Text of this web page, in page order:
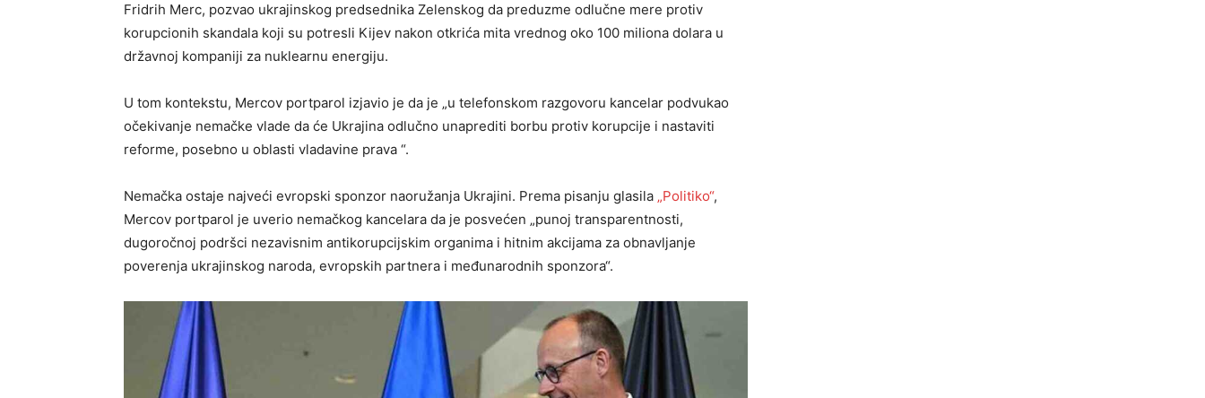
Fridrih Merc, pozvao ukrajinskog predsednika Zelenskog da preduzme odlučne mere protiv
korupcionih skandala koji su potresli Kijev nakon otkrića mita vrednog oko 100 miliona dolara u
državnoj kompaniji za nuklearnu energiju.
U tom kontekstu, Mercov portparol izjavio je da je „u telefonskom razgovoru kancelar podvukao
očekivanje nemačke vlade da će Ukrajina odlučno unaprediti borbu protiv korupcije i nastaviti
reforme, posebno u oblasti vladavine prava “.
Nemačka ostaje najveći evropski sponzor naoružanja Ukrajini. Prema pisanju glasila „Politiko“,
Mercov portparol je uverio nemačkog kancelara da je posvećen „punoj transparentnosti,
dugoročnoj podršci nezavisnim antikorupcijskim organima i hitnim akcijama za obnavljanje
poverenja ukrajinskog naroda, evropskih partnera i međunarodnih sponzora“.